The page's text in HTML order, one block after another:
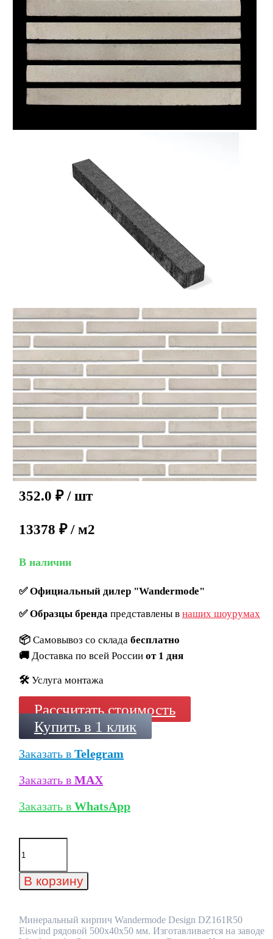
352.0 ₽ / шт
13378 ₽ / м2
В наличии
✅Официальный дилер "Wandermode"
✅Образцы брендапредставлены в наших шоурумах
📦 Самовывоз со склада бесплатно
🚚 Доставка по всей России от 1 дня
🛠️ Услуга монтажа
Рассчитать стоимость
Купить в 1 клик
Заказать в Telegram
Заказать в MAX
Заказать в WhatsApp
Количество
товара
кирпич
Wandermode
Eiswind
рядовой
В корзину
Минеральный кирпич Wandermode Design DZ161R50
Eiswind рядовой 500x40x50 мм. Изготавливается на заводе